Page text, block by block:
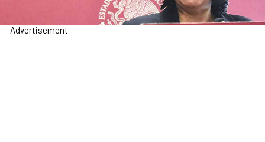
- Advertisement -